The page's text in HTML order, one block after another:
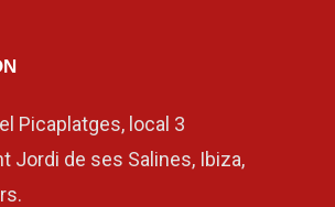
Picaplatges, local 3
Jordi de ses Salines, Ibiza,